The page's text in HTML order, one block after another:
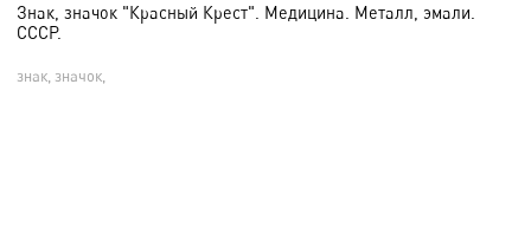
Знак, значок "Красный Крест". Медицина. Металл, эмали.
СССР.
знак, значок,